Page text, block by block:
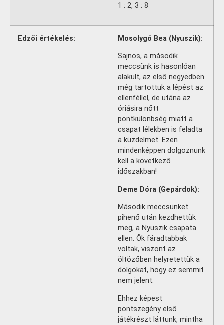
1 : 2, 3 : 8
Edzői értékelés: Mosolygó Bea (Nyuszik):
Sajnos, a második
meccsünk is hasonlóan
alakult, az első negyedben
még tartottuk a lépést az
ellenféllel, de utána az
óriásira nőtt
pontkülönbség miatt a
csapat lélekben is feladta
a küzdelmet. Ezen
mindenképpen dolgoznunk
kell a következő
időszakban!
Deme Dóra (Gepárdok):
Második meccsünket
pihenő után kezdhettük
meg, a Nyuszik csapata
ellen. Ők fáradtabbak
voltak, viszont az
öltözőben helyretettük a
dolgokat, hogy ez semmit
nem jelent.
Ehhez képest
pontszegény első
játékrészt láttunk, mintha